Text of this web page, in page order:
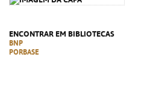
ENCONTRAR EM BIBLIOTECAS
BNP
PORBASE